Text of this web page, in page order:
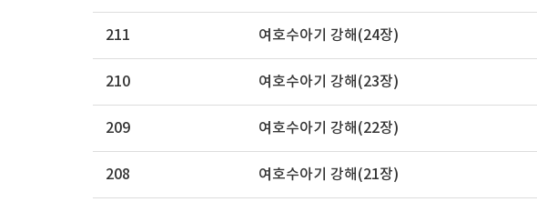
211 여호수아기 강해(24장)
210 여호수아기 강해(23장)
209 여호수아기 강해(22장)
208 여호수아기 강해(21장)